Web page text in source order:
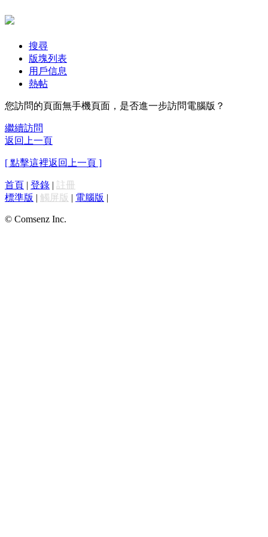
搜尋
版塊列表
用戶信息
熱帖
您訪問的頁面無手機頁面，是否進一步訪問電腦版？
繼續訪問
返回上一頁
[ 點擊這裡返回上一頁 ]
首頁 | 登錄 | 註冊
標準版 | 觸屏版 | 電腦版 |
© Comsenz Inc.